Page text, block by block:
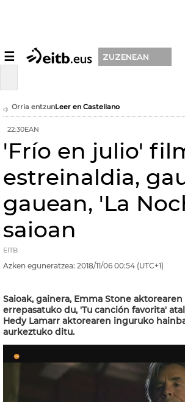
☰ ZUZENEAN
Orria entzunLeer en Castellano
22:30EAN
'Frío en julio'
estreinaldia,
gauean, 'La
saioan
EITB
Azken eguneratzea: 2018/11/06 00:54 (UTC+1)
Saioak, gainera, Emma Stone
errepasatuko du, 'Tu canción favorita'
Hedy Lamarr aktorearen inguruko
aurkeztuko ditu.